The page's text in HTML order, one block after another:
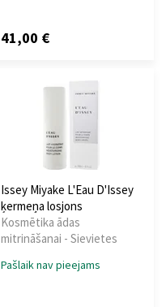
41,00 €
Issey Miyake L'Eau D'Issey
ķermeņa losjons
Kosmētika ādas
mitrināšanai - Sievietes
Pašlaik nav pieejams